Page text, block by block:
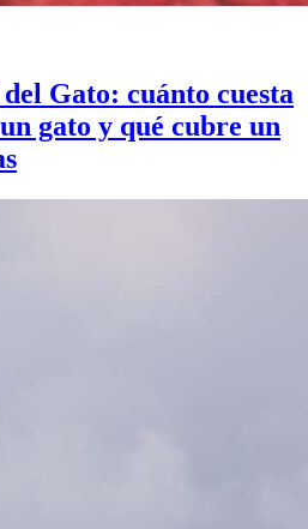
Gato: cuánto cuesta
gato y qué cubre un